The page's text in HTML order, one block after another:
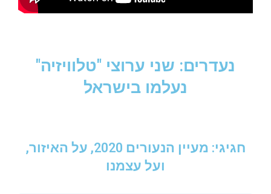
נעדרים: שני ערוצי "טלוויזיה"
נעלמו בישראל
חגיגי: מעיין הנעורים 2020, על האיזור,
ועל עצמנו